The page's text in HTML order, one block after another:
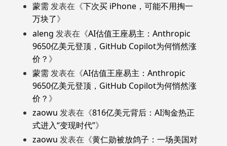
蒙需 发表在《下次买 iPhone，可能不用掏一
万块了》
aleng 发表在《AI估值王座易主：Anthropic
9650亿美元登顶，GitHub Copilot为何悄然涨
价？ 》
蒙需 发表在《AI估值王座易主：Anthropic
9650亿美元登顶，GitHub Copilot为何悄然涨
价？ 》
zaowu 发表在《816亿美元背后：AI淘金热正
式进入“变现时代”》
zaowu 发表在《黄仁勋被放鸽子：一场美国对